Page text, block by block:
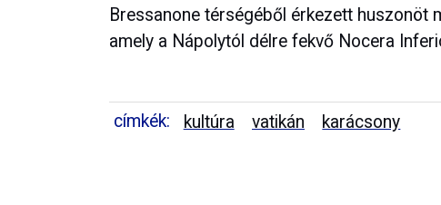
Bressanone térségéből érkezett huszonöt
amely a Nápolytól délre fekvő Nocera
címkék: kultúra vatikán karácsony